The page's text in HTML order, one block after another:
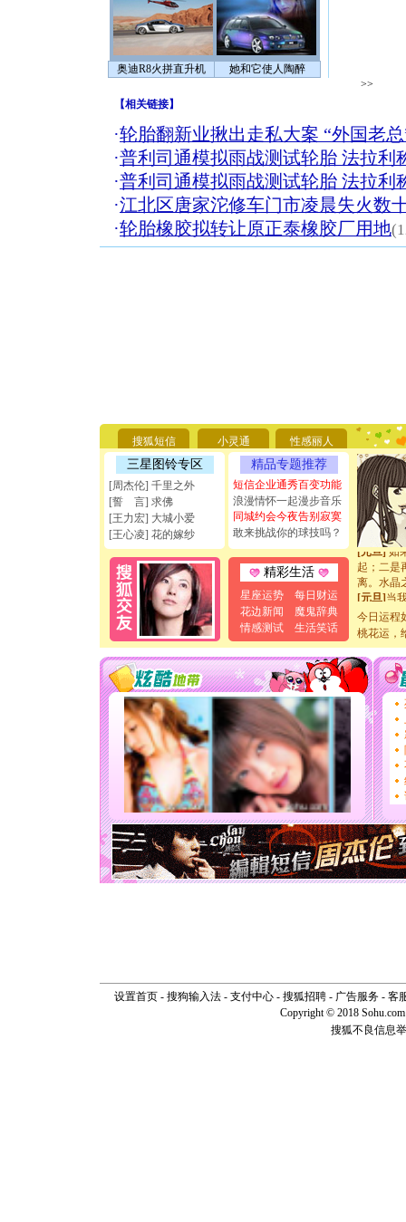
奥迪R8火拼直升机 她和它使人陶醉
>>
【相关链接】
·轮胎翻新业揪出走私大案 “外国老
·普利司通模拟雨战测试轮胎 法拉利
·普利司通模拟雨战测试轮胎 法拉利
·江北区唐家沱修车门市凌晨失火数
·轮胎橡胶拟转让原正泰橡胶厂用地
搜狐短信 小灵通 性感丽人
三星图铃专区
[周杰伦] 千里之外
[誓 言] 求佛
[王力宏] 大城小爱
[王心凌] 花的嫁纱
精品专题推荐
短信企业通秀百变功能
浪漫情怀一起漫步音乐
同城约会今夜告别寂寞
敢来挑战你的球技吗？
精彩生活
星座运势
每日财运
花边新闻
魔鬼辞典
情感测试
生活笑话
[圣诞节]
能正大
天都要快
[圣诞节]
如意,快
[元旦]看
断电。爱
你是我专
[元旦]如
起；二是
离。水晶
[元旦] 当
卖了。
[春节]风
颜！冬去
道一声平
[春节]传
片叶子
送你一
[圣诞节]
你太多
要平安
[圣诞节]
能正大
天都要快
[圣诞节]
如意,快
[元旦]看
断电。爱
你是我专
[春节]
风
颜！冬去
道一声平
[春节]传
今日运程
桃花运，
设置首页- 搜狗输入法- 支付中心- 搜狐招聘- 广告服务- 客
Copyright © 2018
搜狐不良信息